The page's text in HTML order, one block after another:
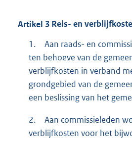
Artikel 3 Reis- en
1.
Aan raads- en
ten behoeve van de
verblijfkosten in verband
grondgebied van de
een beslissing van het
2.
Aan commissieleden
verblijfkosten voor het